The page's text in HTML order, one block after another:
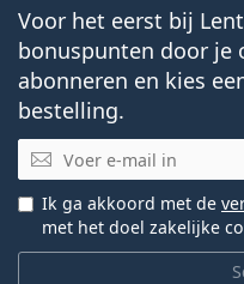
Voor het eerst bij
bonuspunten door je
abonneren en kies
bestelling.
E-mail
Ik ga akkoord met de
met het doel zakelijke